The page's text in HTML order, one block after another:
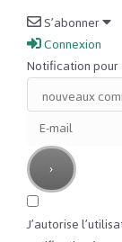
S’abonner
Connexion
Notification pour
J’autorise